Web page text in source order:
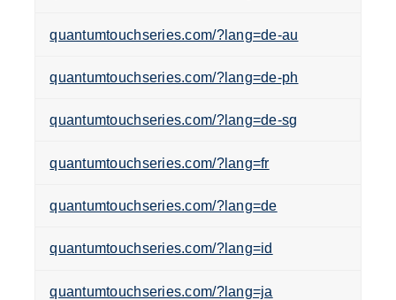
quantumtouchseries.com/?lang=de-au
quantumtouchseries.com/?lang=de-ph
quantumtouchseries.com/?lang=de-sg
quantumtouchseries.com/?lang=fr
quantumtouchseries.com/?lang=de
quantumtouchseries.com/?lang=id
quantumtouchseries.com/?lang=ja